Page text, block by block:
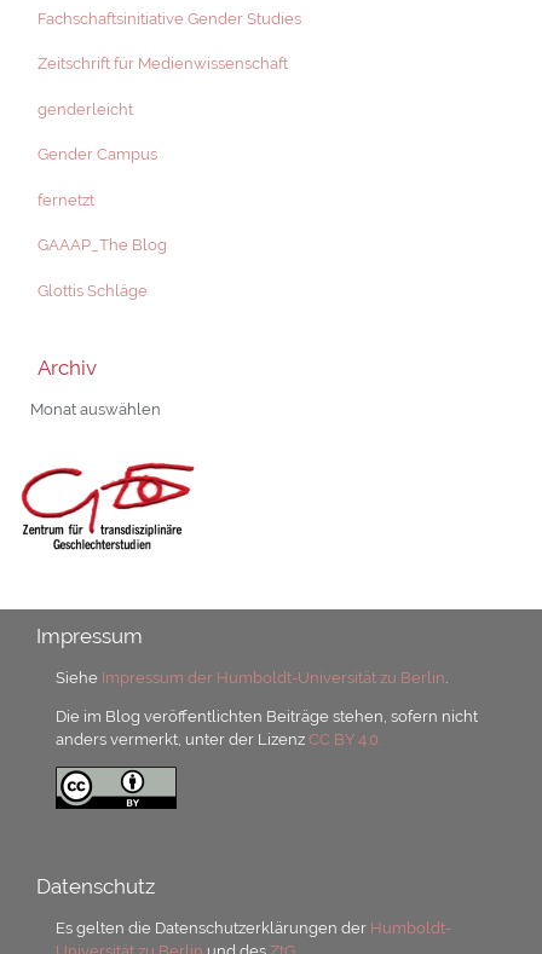
Fachschaftsinitiative Gender Studies
Zeitschrift für Medienwissenschaft
genderleicht
Gender Campus
fernetzt
GAAAP_The Blog
Glottis Schläge
Archiv
Archiv
Impressum
Siehe Impressum der Humboldt-Universität zu Berlin.
Die im Blog veröffentlichten Beiträge stehen, sofern nicht
anders vermerkt, unter der LizenzCC BY 4.0.
Datenschutz
Es gelten die Datenschutzerklärungen der Humboldt-